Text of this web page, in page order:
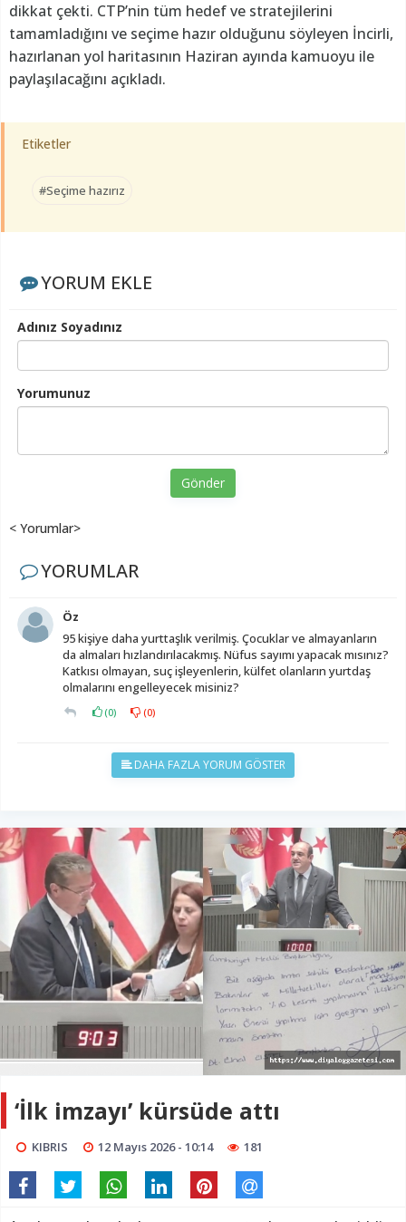
dikkat çekti. CTP’nin tüm hedef ve stratejilerini
tamamladığını ve seçime hazır olduğunu söyleyen İncirli,
hazırlanan yol haritasının Haziran ayında kamuoyu ile
paylaşılacağını açıkladı.
Etiketler
#Seçime hazırız
YORUM EKLE
Adınız Soyadınız
Yorumunuz
Gönder
< Yorumlar>
YORUMLAR
Öz
95 kişiye daha yurttaşlık verilmiş. Çocuklar ve almayanların
da almaları hızlandırılacakmış. Nüfus sayımı yapacak mısınız?
Katkısı olmayan, suç işleyenlerin, külfet olanların yurtdaş
olmalarını engelleyecek misiniz?
(0) (0)
DAHA FAZLA YORUM GÖSTER
‘İlk imzayı’ kürsüde attı
KIBRIS 12 Mayıs 2026 - 10:14 181